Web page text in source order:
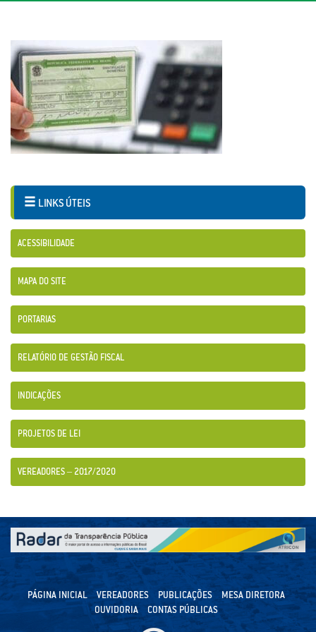
LINKS ÚTEIS
ACESSIBILIDADE
MAPA DO SITE
PORTARIAS
RELATÓRIO DE GESTÃO FISCAL
INDICAÇÕES
PROJETOS DE LEI
VEREADORES – 2017/2020
PÁGINA INICIAL VEREADORES PUBLICAÇÕES
MESA DIRETORA
OUVIDORIA
CONTAS PÚBLICAS